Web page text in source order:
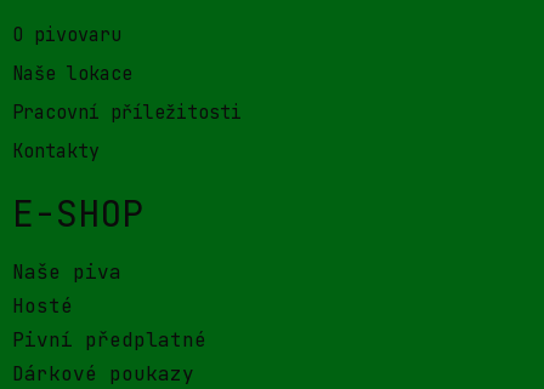
O pivovaru
Naše lokace
Pracovní příležitosti
Kontakty
E-SHOP
Naše piva
Hosté
Pivní předplatné
Dárkové poukazy